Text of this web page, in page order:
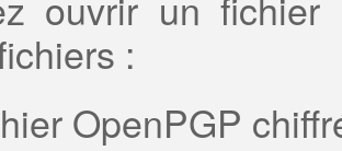
:
OpenPGP